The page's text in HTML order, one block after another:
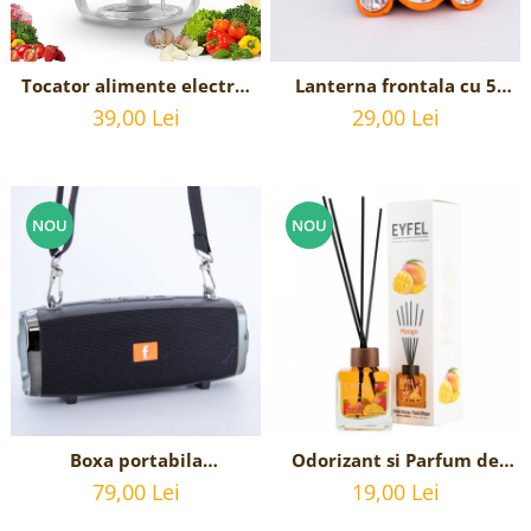
Tocator alimente electric
portabil pentru usturoi,
incarcare USB, 250 ml
39,00 Lei
Lanterna frontala cu 5
LED-uri si acumulator,
incarcare USB
29,00 Lei
NOU
Boxa portabila
Bluetooth,Radio, USB,
card, radio FM, USB
79,00 Lei
NOU
Odorizant si Parfum de
camera cu betisoare
aroma de MANGO 120 ml,
19,00 Lei